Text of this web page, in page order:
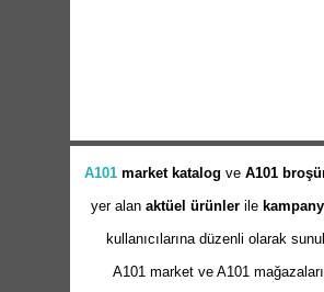
A101 market katalog ve A101
yer alan aktüel ürünler ile
kullanıcılarına düzenli olarak
A101 market ve A101